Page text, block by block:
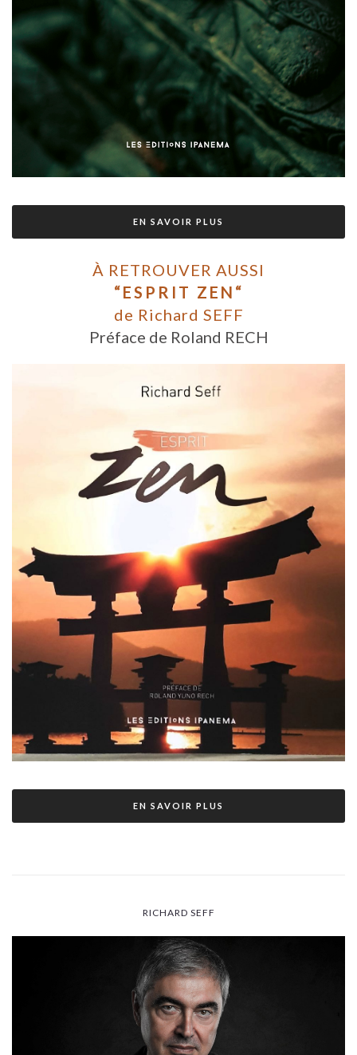
EN SAVOIR PLUS
À RETROUVER AUSSI
“ESPRIT ZEN“
de Richard SEFF
Préface de Roland RECH
EN SAVOIR PLUS
RICHARD SEFF